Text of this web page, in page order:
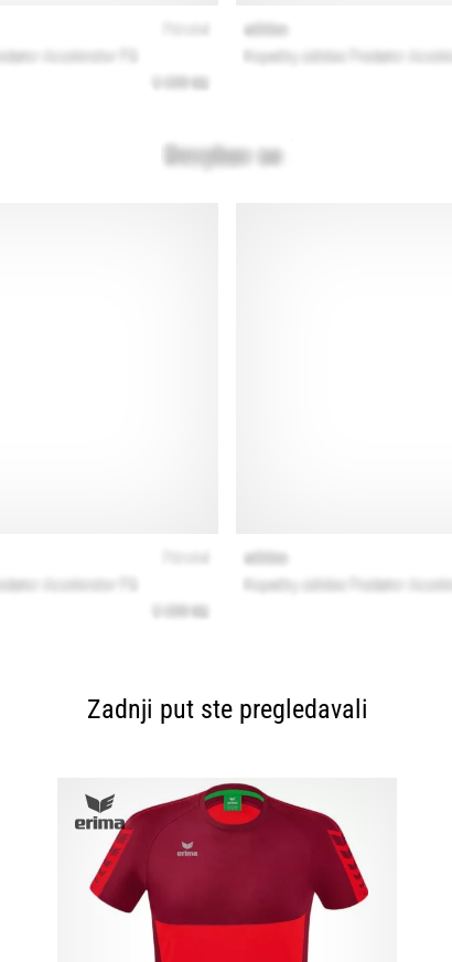
Zadnji put ste pregledavali